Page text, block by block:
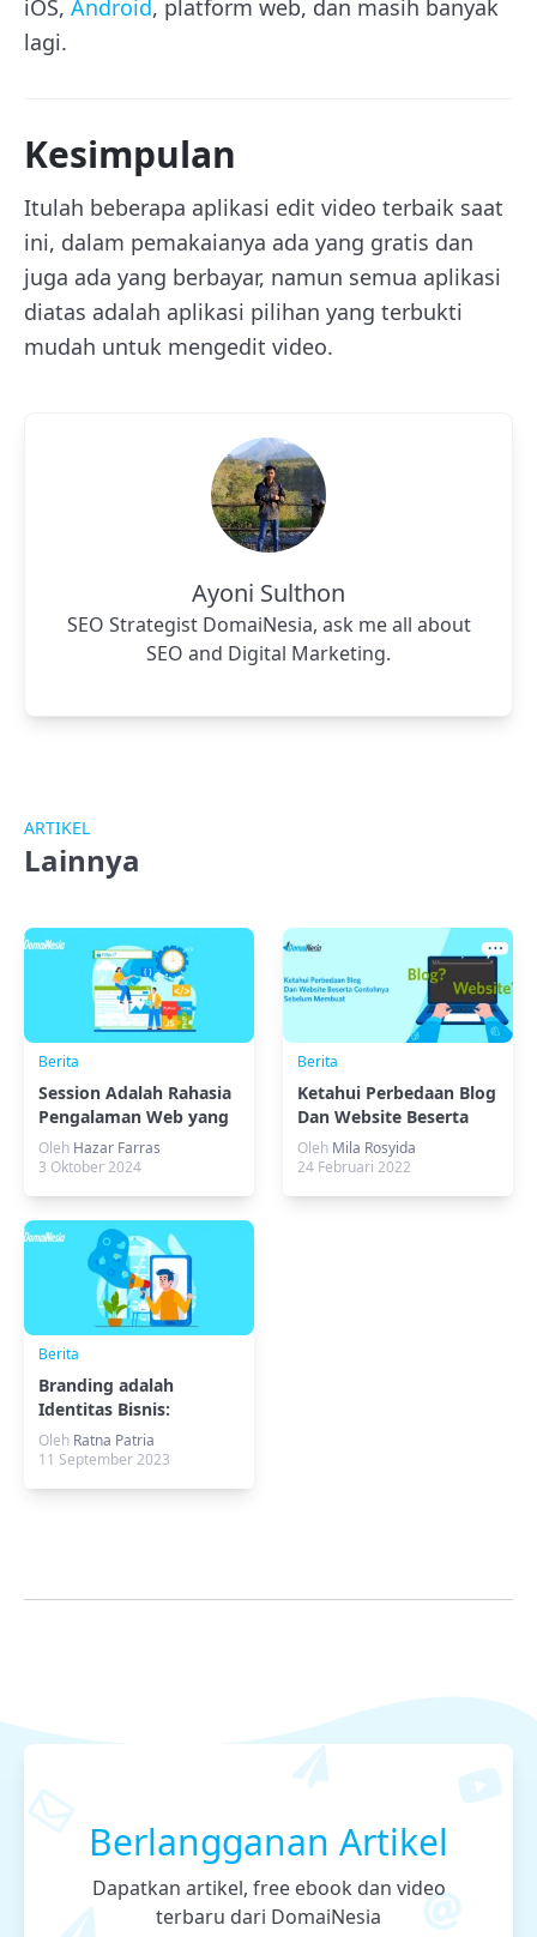
iOS, Android, platform web, dan masih banyak
lagi.
Kesimpulan
Itulah beberapa aplikasi edit video terbaik saat
ini, dalam pemakaianya ada yang gratis dan
juga ada yang berbayar, namun semua aplikasi
diatas adalah aplikasi pilihan yang terbukti
mudah untuk mengedit video.
Ayoni Sulthon
SEO Strategist DomaiNesia, ask me all about
SEO and Digital Marketing.
ARTIKEL
Lainnya
Berita
Session Adalah Rahasia
Pengalaman Web yang
Sempurna!
Oleh Hazar Farras
3 Oktober 2024
Berita
Ketahui Perbedaan Blog
Dan Website Beserta
Contohnya Sebelum
Membuat
Oleh Mila Rosyida
24 Februari 2022
Berita
Branding adalah
Identitas Bisnis:
Panduan Lengkap
tentang Branding
Oleh Ratna Patria
11 September 2023
Berlangganan Artikel
Dapatkan artikel, free ebook dan video
terbaru dari DomaiNesia